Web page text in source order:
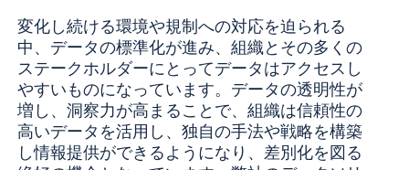
変化し続ける環境や規制への対応を迫られる
中、データの標準化が進み、組織とその多くの
ステークホルダーにとってデータはアクセスし
やすいものになっています。データの透明性が
増し、洞察力が高まることで、組織は信頼性の
高いデータを活用し、独自の手法や戦略を構築
し情報提供ができるようになり、差別化を図る